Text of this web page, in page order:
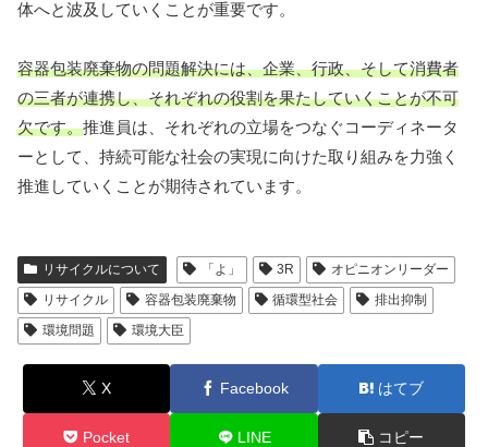
体へと波及していくことが重要です。
容器包装廃棄物の問題解決には、企業、行政、そして消費者
の三者が連携し、それぞれの役割を果たしていくことが不可
欠です。推進員は、それぞれの立場をつなぐコーディネータ
ーとして、持続可能な社会の実現に向けた取り組みを力強く
推進していくことが期待されています。
リサイクルについて 「よ」 3R
オピニオンリーダー
リサイクル
容器包装廃棄物 循環型社会
排出抑制
環境問題
環境大臣
X Facebook はてブ
Pocket LINE コピー